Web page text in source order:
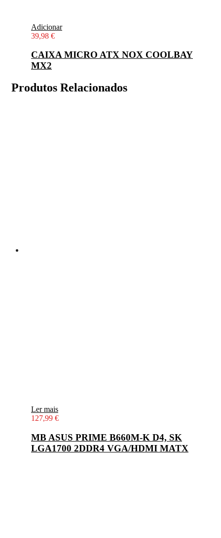
Adicionar
39,98 €
CAIXA MICRO ATX NOX COOLBAY
MX2
Produtos Relacionados
Ler mais
127,99 €
MB ASUS PRIME B660M-K D4, SK
LGA1700 2DDR4 VGA/HDMI MATX